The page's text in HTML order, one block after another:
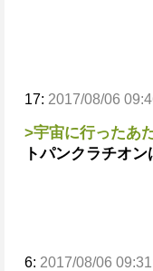
17: 2017/08/06
>宇宙に行ったあ
トパンクラチオ
6: 2017/08/06